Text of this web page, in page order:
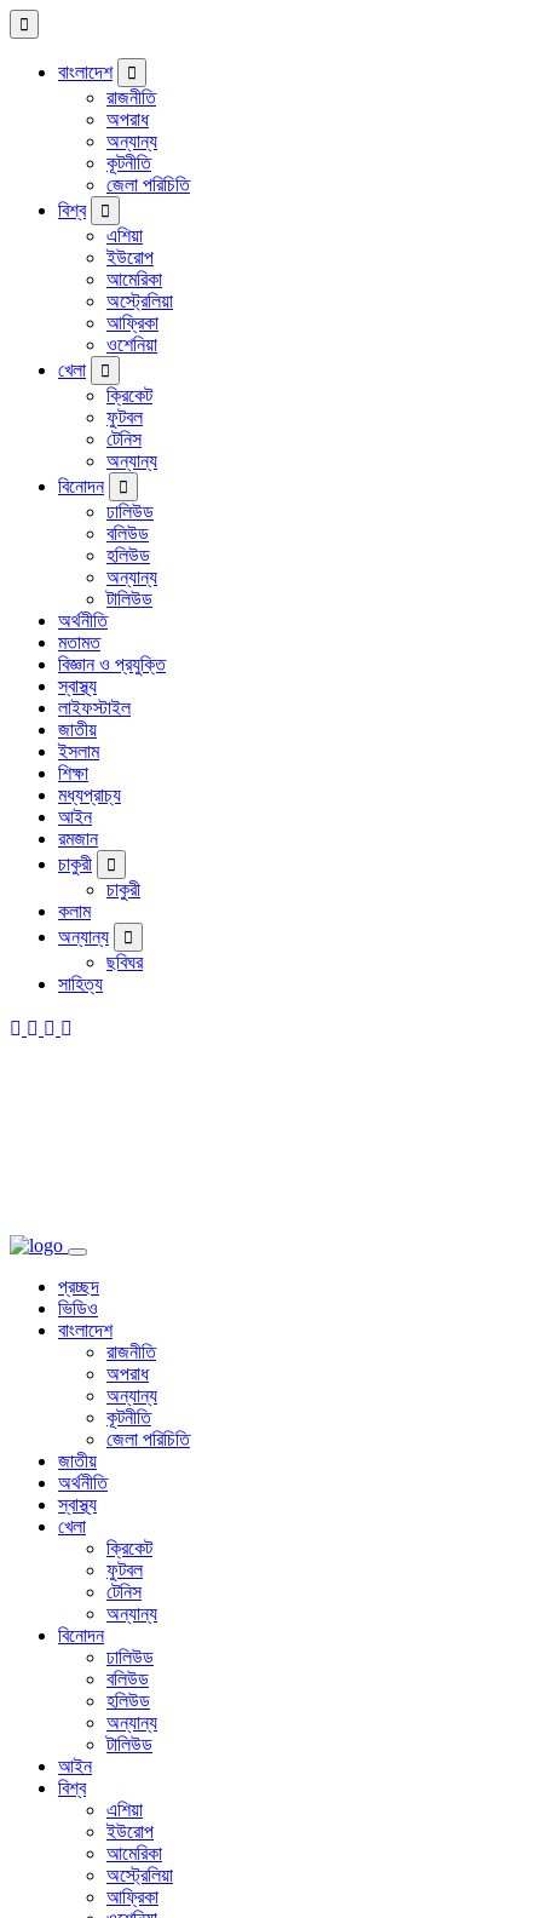
বাংলাদেশ
রাজনীতি
অপরাধ
অন্যান্য
কূটনীতি
জেলা পরিচিতি
বিশ্ব
এশিয়া
ইউরোপ
আমেরিকা
অস্ট্রেলিয়া
আফ্রিকা
ওশেনিয়া
খেলা
ক্রিকেট
ফুটবল
টেনিস
অন্যান্য
বিনোদন
ঢালিউড
বলিউড
হলিউড
অন্যান্য
টালিউড
অর্থনীতি
মতামত
বিজ্ঞান ও প্রযুক্তি
স্বাস্থ্য
লাইফস্টাইল
জাতীয়
ইসলাম
শিক্ষা
মধ্যপ্রাচ্য
আইন
রমজান
চাকুরী
চাকুরী
কলাম
অন্যান্য
ছবিঘর
সাহিত্য
প্রচ্ছদ
ভিডিও
বাংলাদেশ
রাজনীতি
অপরাধ
অন্যান্য
কূটনীতি
জেলা পরিচিতি
জাতীয়
অর্থনীতি
স্বাস্থ্য
খেলা
ক্রিকেট
ফুটবল
টেনিস
অন্যান্য
বিনোদন
ঢালিউড
বলিউড
হলিউড
অন্যান্য
টালিউড
আইন
বিশ্ব
এশিয়া
ইউরোপ
আমেরিকা
অস্ট্রেলিয়া
আফ্রিকা